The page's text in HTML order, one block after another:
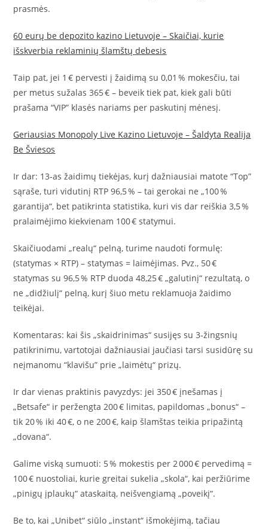
prasmės.
60 eurų be depozito kazino Lietuvoje – Skaičiai, kurie
išskverbia reklaminių šlamštų debesis
Taip pat, jei 1 € pervesti į žaidimą su 0,01 % mokesčiu, tai
per metus sužalas 365 € – beveik tiek pat, kiek gali būti
prašama “VIP” klasės nariams per paskutinį mėnesį.
Geriausias Monopoly Live Kazino Lietuvoje – Šaldyta Realija
Be Šviesos
Ir dar: 13‑as žaidimų tiekėjas, kurį dažniausiai matote “Top”
sąraše, turi vidutinį RTP 96,5 % – tai gerokai ne „100 %
garantija“, bet patikrinta statistika, kuri vis dar reiškia 3,5 %
pralaimėjimo kiekvienam 100 € statymui.
Skaičiuodami „realų“ pelną, turime naudoti formulę:
(statymas × RTP) – statymas = laimėjimas. Pvz., 50 €
statymas su 96,5 % RTP duoda 48,25 € „galutinį“ rezultatą, o
ne „didžiulį“ pelną, kurį šiuo metu reklamuoja žaidimo
teikėjai.
Komentaras: kai šis „skaidrinimas“ susijęs su 3‑žingsnių
patikrinimu, vartotojai dažniausiai jaučiasi tarsi susidūrę su
neįmanomu “klavišu” prie „laimėtų“ prizų.
Ir dar vienas praktinis pavyzdys: jei 350 € įnešamas į
„Betsafe“ ir peržengta 200 € limitas, papildomas „bonus“ –
tik 20 % iki 40 €, o ne 200 €, kaip šlamštas teikia pripažintą
„dovana“.
Galime viską sumuoti: 5 % mokestis per 2 000 € pervedimą =
100 € nuostoliai, kurie greitai sukelia „skola“, kai peržiūrime
„pinigų įplaukų“ ataskaitą, neišvengiamą „poveikį“.
Be to, kai „Unibet“ siūlo „instant“ išmokėjimą, tačiau